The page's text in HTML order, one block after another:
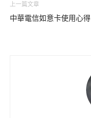
上一篇文章
中華電信如意卡使用心得